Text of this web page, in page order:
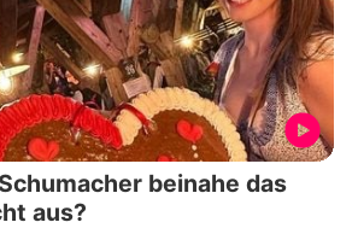
beinahe das
aus?